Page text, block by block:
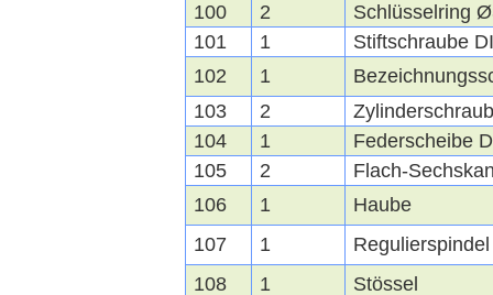
100
2
Schlüsselring
101
1
Stiftschraube
102
1
103
2
104
1
Federscheibe
105
2
Flach-
106
1
Haube
107
1
Regulierspindel
108
1
Stössel